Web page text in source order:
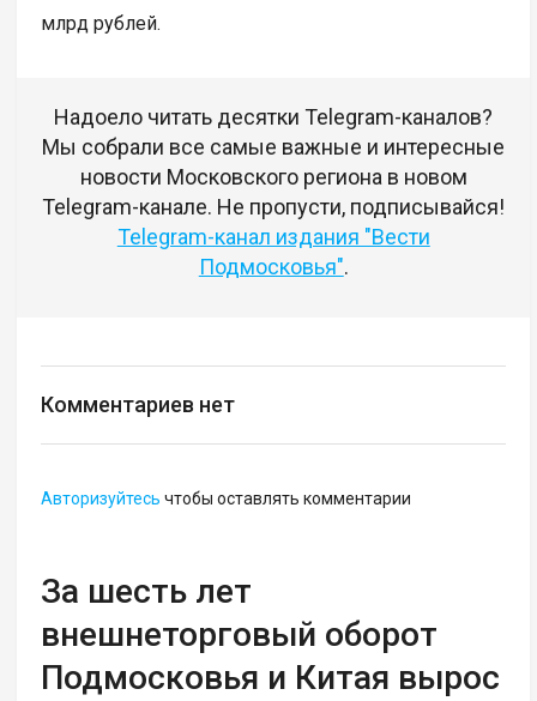
млрд рублей.
Надоело читать десятки Telegram-каналов?
Мы собрали все самые важные и интересные
новости Московского региона в новом
Telegram-канале. Не пропусти, подписывайся!
Telegram-канал издания "Вести
Подмосковья".
Комментариев нет
Авторизуйтесь чтобы оставлять комментарии
За шесть лет
внешнеторговый оборот
Подмосковья и Китая вырос